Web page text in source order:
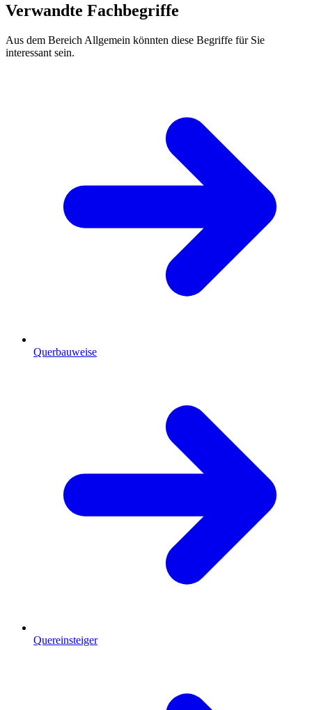
Verwandte Fachbegriffe
Aus dem Bereich Allgemein könnten diese Begriffe für Sie
interessant sein.
Querbauweise
Quereinsteiger